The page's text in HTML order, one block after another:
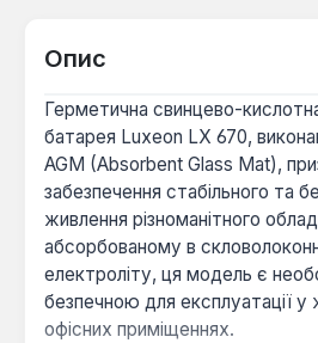
Опис
Герметична свинцево-
батарея Luxeon LX 670,
AGM (Absorbent Glass Mat),
забезпечення стабільного та
живлення різноманітного
абсорбованому в
електроліту, ця модель є
безпечною для експлуатації у
офісних приміщеннях.